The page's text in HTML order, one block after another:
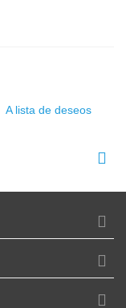
A lista de deseos